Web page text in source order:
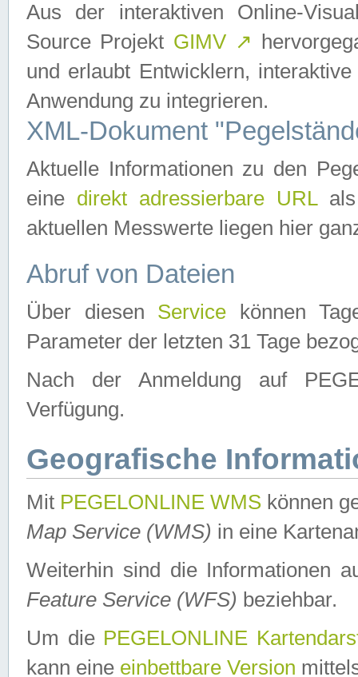
Aus der interaktiven Online-
Source Projekt GIMV ↗
und erlaubt Entwicklern,
Anwendung zu integrieren.
XML-Dokument
Aktuelle Informationen zu den
eine direkt adressierbare URLals
aktuellen Messwerte liegen hier
Abruf von Dateien
Über diesen Service können
Parameter der letzten 31 Tage
Nach der Anmeldung auf
Verfügung.
Geografische
Mit PEGELONLINE WMS können
Map Service (WMS) in eine
Weiterhin sind die Informationen
Feature Service (WFS) beziehbar.
Um die PEGELONLINE
kann eine einbettbare Version